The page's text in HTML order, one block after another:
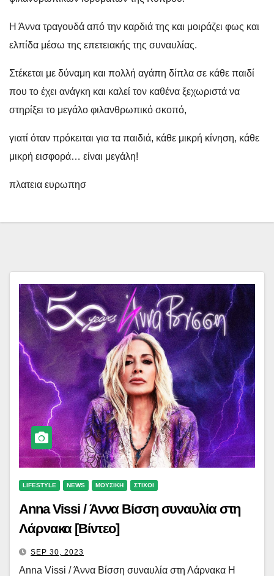
Η Άννα τραγουδά από την καρδιά της και μοιράζει φως και
ελπίδα μέσω της επετειακής της συναυλίας.
Στέκεται με δύναμη και πολλή αγάπη δίπλα σε κάθε παιδί
που το έχει ανάγκη και καλεί τον καθένα ξεχωριστά να
στηρίξει το μεγάλο φιλανθρωπικό σκοπό,
γιατί όταν πρόκειται για τα παιδιά, κάθε μικρή κίνηση, κάθε
μικρή εισφορά… είναι μεγάλη!
πλατεια ευρωπησ
LIFESTYLE NEWS ΜΟΥΣΙΚΗ ΣΤΙΧΟΙ
Anna Vissi / Άννα Βίσση συναυλία στη
Λάρνακα [Βίντεο]
SEP 30, 2023
Anna Vissi / Άννα Βίσση συναυλία στη Λάρνακα Η